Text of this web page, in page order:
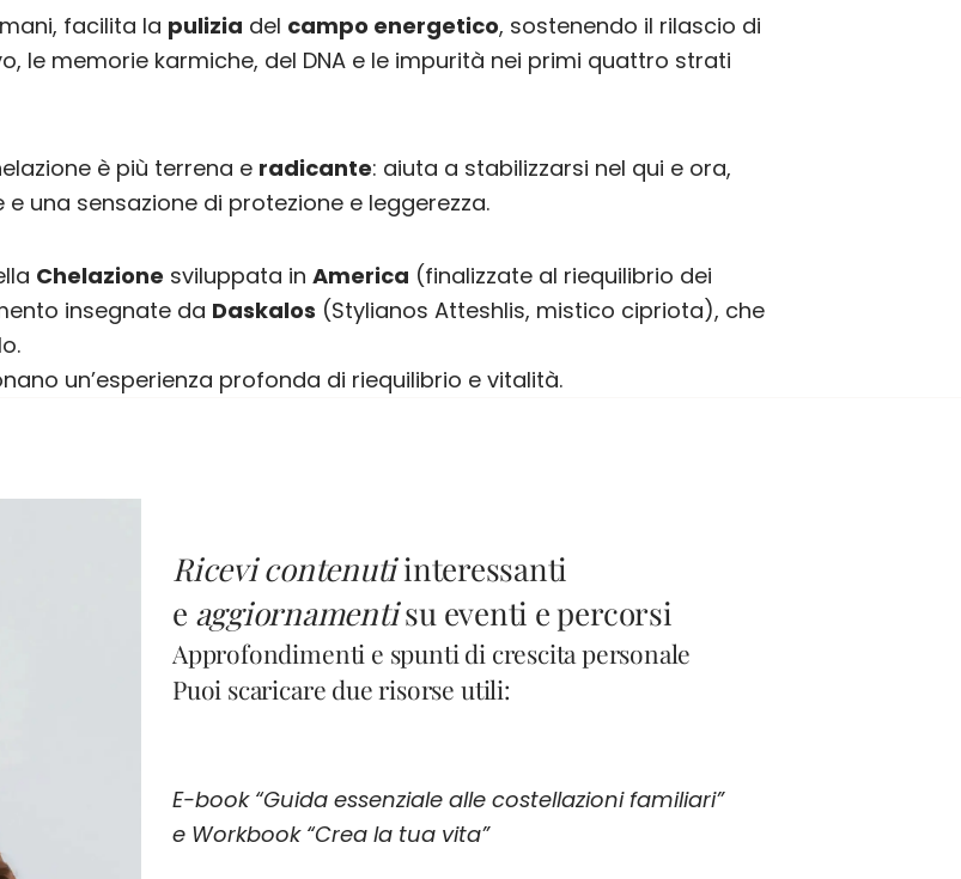
facilita la pulizia del campo energetico, sostenendo il rilascio di
le memorie karmiche, del DNA e le impurità nei primi quattro strati
è più terrena e radicante: aiuta a stabilizzarsi nel qui e ora,
una sensazione di protezione e leggerezza.
Chelazione sviluppata inAmerica (finalizzate al riequilibrio dei
insegnate da Daskalos (Stylianos Atteshlis, mistico cipriota), che
un’esperienza profonda di riequilibrio e vitalità.
Ricevi contenutiinteressanti
e aggiornamentisu eventi e percorsi
Approfondimenti e spunti di crescita personale
Puoi scaricare due risorse utili:
E-book “Guida essenziale alle costellazioni familiari”
e Workbook “Crea la tua vita”